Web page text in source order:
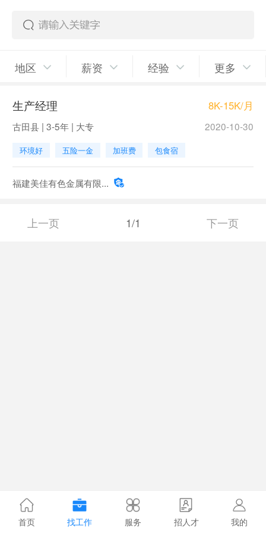
地区 薪资 经验 更多
生产经理 8K-15K/月
古田县 | 3-5年 | 大专 2020-10-30
环境好 五险一金 加班费 包食宿
福建美佳有色金属有限...
上一页 1/1 下一页
首页 找工作 服务 招人才 我的